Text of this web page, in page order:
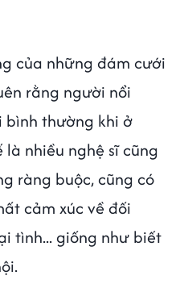
của những đám cưới
rằng người nổi
bình thường khi ở
nhiều nghệ sĩ cũng
ràng buộc, cũng có
cảm xúc về đối
tình... giống như biết